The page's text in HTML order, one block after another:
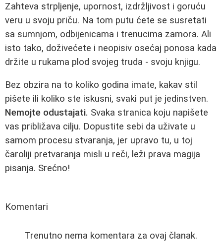
Zahteva strpljenje, upornost, izdržljivost i goruću
veru u svoju priču. Na tom putu ćete se susretati
sa sumnjom, odbijenicama i trenucima zamora. Ali
isto tako, doživećete i neopisiv osećaj ponosa kada
držite u rukama plod svojeg truda - svoju knjigu.
Bez obzira na to koliko godina imate, kakav stil
pišete ili koliko ste iskusni, svaki put je jedinstven.
Nemojte odustajati. Svaka stranica koju napišete
vas približava cilju. Dopustite sebi da uživate u
samom procesu stvaranja, jer upravo tu, u toj
čaroliji pretvaranja misli u reči, leži prava magija
pisanja. Srećno!
Komentari
Trenutno nema komentara za ovaj članak.